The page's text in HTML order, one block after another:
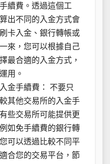
續費。透過這個工
出不同的入金方式會
卡入金、銀行轉帳或
來，您可以根據自己
最合適的入金方式，
用。
金手續費： 不要只
其他交易所的入金手
些交易所可能提供更
如免手續費的銀行轉
可以透過比較不同平
合您的交易平台，節